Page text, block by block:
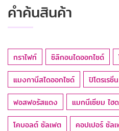
คำค้นสินค้า
กราไฟท์ ซิลิกอนไดออกไซด์
แมงกานีสไดออกไซด์
ปิโตรเรซิ่น
ฟอสฟอรัสแดง
แมกนีเซียม ไฮ
โคบอลต์ ซัลเฟต
คอปเปอร์ ซัล